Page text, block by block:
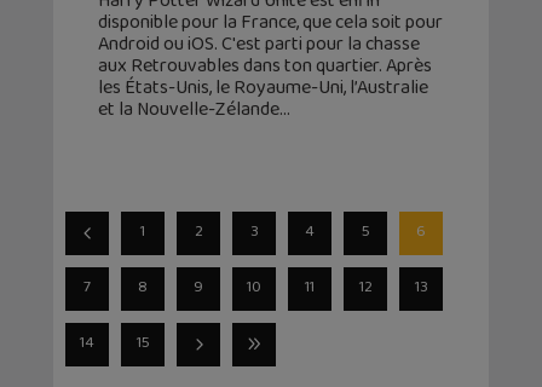
disponible pour la France, que cela soit pour
Android ou iOS. C'est parti pour la chasse
aux Retrouvables dans ton quartier. Après
les États-Unis, le Royaume-Uni, l’Australie
et la Nouvelle-Zélande
1 2 3 4 5 6
7 8 9 10 11 12 13
14 15